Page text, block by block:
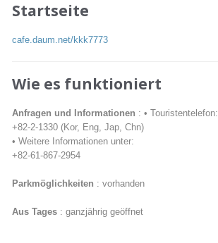
Startseite
cafe.daum.net/kkk7773
Wie es funktioniert
Anfragen und Informationen : • Touristentelefon:
+82-2-1330 (Kor, Eng, Jap, Chn)
• Weitere Informationen unter:
+82-61-867-2954
Parkmöglichkeiten : vorhanden
Aus Tages : ganzjährig geöffnet